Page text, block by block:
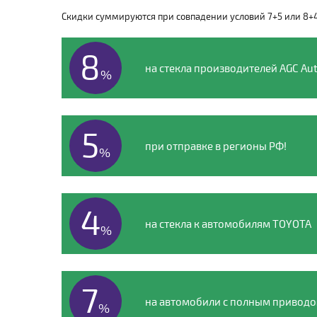
8 (495) 135-00-54
Скидки суммируются при совпадении условий 7+5 или
8% на стекла производителей AGC
5% при отправке в регионы РФ!
4% на стекла к автомобилям TOYOTA
7% на автомобили с полным